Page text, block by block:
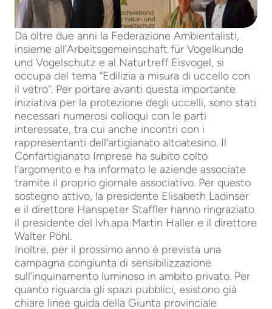
Da oltre due anni la Federazione Ambientalisti,
insieme all’Arbeitsgemeinschaft für Vogelkunde
und Vogelschutz e al Naturtreff Eisvogel, si
occupa del tema “Edilizia a misura di uccello con
il vetro”. Per portare avanti questa importante
iniziativa per la protezione degli uccelli, sono stati
necessari numerosi colloqui con le parti
interessate, tra cui anche incontri con i
rappresentanti dell’artigianato altoatesino. Il
Confartigianato Imprese ha subito colto
l’argomento e ha informato le aziende associate
tramite il proprio giornale associativo. Per questo
sostegno attivo, la presidente Elisabeth Ladinser
e il direttore Hanspeter Staffler hanno ringraziato
il presidente del lvh.apa Martin Haller e il direttore
Walter Pöhl.
Inoltre, per il prossimo anno è prevista una
campagna congiunta di sensibilizzazione
sull’inquinamento luminoso in ambito privato. Per
quanto riguarda gli spazi pubblici, esistono già
chiare linee guida della Giunta provinciale